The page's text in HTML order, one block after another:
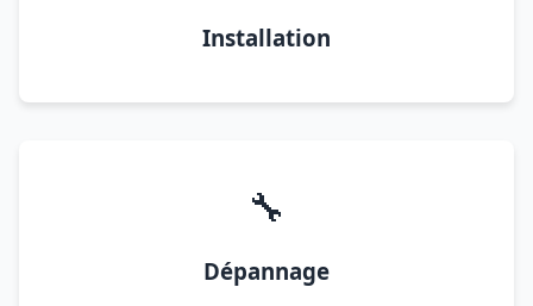
Installation
🔧
Dépannage